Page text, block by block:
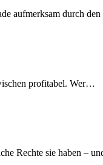
aufmerksam durch
profitabel. Wer…
Rechte sie haben –